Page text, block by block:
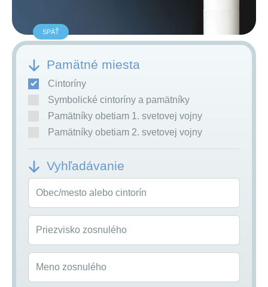
SPÄŤ
Pamätné miesta
Cintoríny
Symbolické cintoríny a pamätníky
Pamätníky obetiam 1. svetovej vojny
Pamätníky obetiam 2. svetovej vojny
Vyhľadávanie
Obec/mesto alebo cintorín
Priezvisko zosnulého
Meno zosnulého